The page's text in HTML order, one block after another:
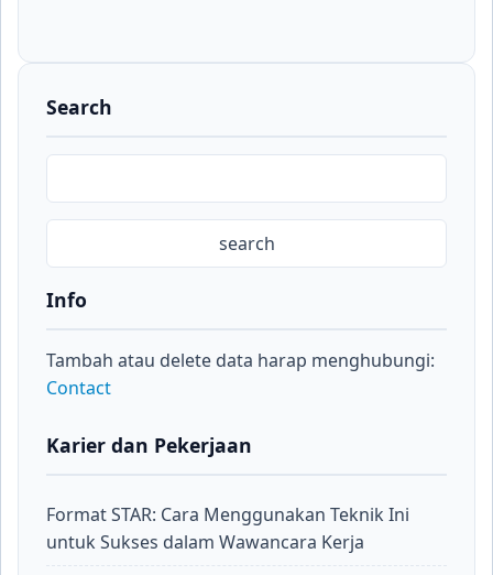
Search
Info
Tambah atau delete data harap menghubungi:
Contact
Karier dan Pekerjaan
Format STAR: Cara Menggunakan Teknik Ini
untuk Sukses dalam Wawancara Kerja